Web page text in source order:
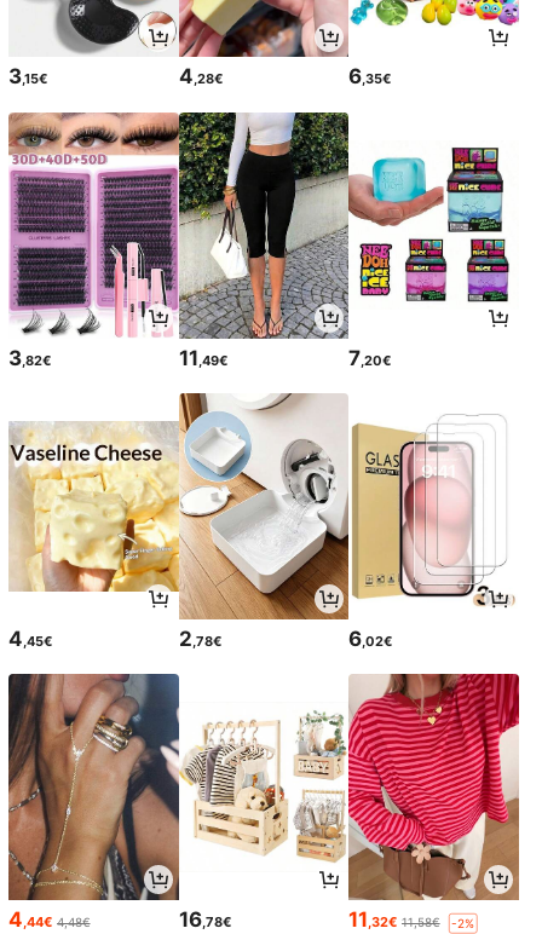
3,15€ 4,28€ 6,35€
3 ,82€ 11 ,49€ 7 ,20€
4,45€ 2,78€ 6,02€
4,44€ 4,48€ 16,78€ 11,32€ 11,58€ -2%